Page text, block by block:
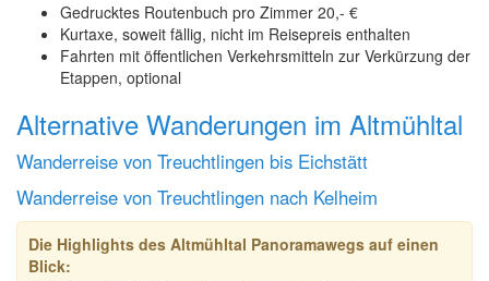
Gedrucktes Routenbuch pro Zimmer 20,- €
Kurtaxe, soweit fällig, nicht im Reisepreis enthalten
Fahrten mit öffentlichen Verkehrsmitteln zur Verkürzung der
Etappen, optional
Alternative Wanderungen im Altmühltal
Wanderreise von Treuchtlingen bis Eichstätt
Wanderreise von Treuchtlingen nach Kelheim
Die Highlights des Altmühltal Panoramawegs auf einen
Blick: